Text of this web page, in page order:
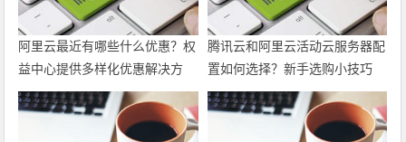
阿里云最近有哪些什么优惠？权
益中心提供多样化优惠解决方
案，帮助力用户上云
腾讯云和阿里云活动云服务器配
置如何选择？新手选购小技巧
最新代金券优惠券领取